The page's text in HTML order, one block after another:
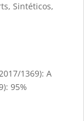
Sintéticos,
1369): A
95%